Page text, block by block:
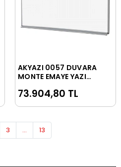
Sepete Ekle
AKYAZI 0057 DUVARA
MONTE EMAYE YAZI
73.904,80 TL
3 ... 13